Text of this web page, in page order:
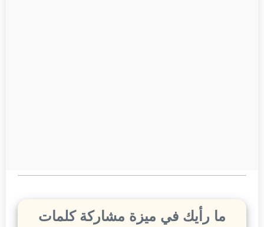
ما رأيك في ميزة مشاركة كلمات